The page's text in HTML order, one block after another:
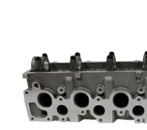
Thuis
Producten
Video's